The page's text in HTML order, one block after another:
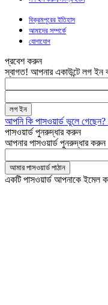
বিক্রমপুরের ইতিহাস
আমাদের সম্পর্কে
যোগাযোগ
প্রবেশ করুন
স্বাগত! আপনার একাউন্টে লগ ইন
আপনি কি পাসওয়ার্ড ভুলে গেছেন?
পাসওয়ার্ড পুনরুদ্ধার করুন
আপনার পাসওয়ার্ড পুনরুদ্ধার করুন
একটি পাসওয়ার্ড আপনাকে ইমেল